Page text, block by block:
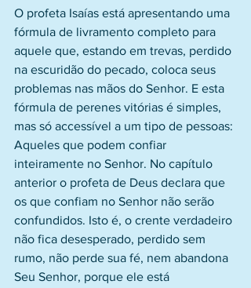
O profeta Isaías está apresentando uma
fórmula de livramento completo para
aquele que, estando em trevas, perdido
na escuridão do pecado, coloca seus
problemas nas mãos do Senhor. E esta
fórmula de perenes vitórias é simples,
mas só accessível a um tipo de pessoas:
Aqueles que podem confiar
inteiramente no Senhor. No capítulo
anterior o profeta de Deus declara que
os que confiam no Senhor não serão
confundidos. Isto é, o crente verdadeiro
não fica desesperado, perdido sem
rumo, não perde sua fé, nem abandona
Seu Senhor, porque ele está